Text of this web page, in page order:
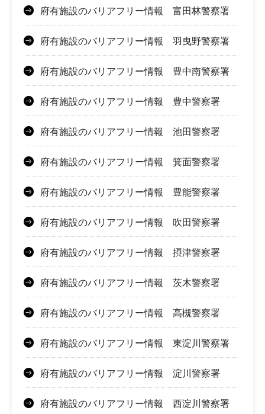
府有施設のバリアフリー情報 富田林警察署
府有施設のバリアフリー情報 羽曳野警察署
府有施設のバリアフリー情報 豊中南警察署
府有施設のバリアフリー情報 豊中警察署
府有施設のバリアフリー情報 池田警察署
府有施設のバリアフリー情報 箕面警察署
府有施設のバリアフリー情報 豊能警察署
府有施設のバリアフリー情報 吹田警察署
府有施設のバリアフリー情報 摂津警察署
府有施設のバリアフリー情報 茨木警察署
府有施設のバリアフリー情報 高槻警察署
府有施設のバリアフリー情報 東淀川警察署
府有施設のバリアフリー情報 淀川警察署
府有施設のバリアフリー情報 西淀川警察署